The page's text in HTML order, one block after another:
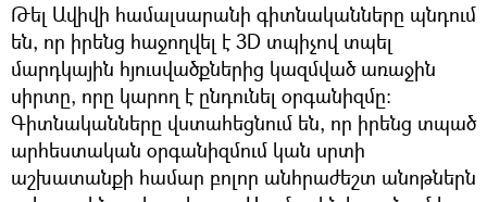
Թել Ավիվի համալսարանի գիտնականները պնդում
են, որ իրենց հաջողվել է 3D տպիչով տպել
մարդկային հյուսվածքներից կազմված առաջին
սիրտը, որը կարող է ընդունել օրգանիզմը։
Գիտնականները վստահեցնում են, որ իրենց տպած
արհեստական օրգանիզմում կան սրտի
աշխատանքի համար բոլոր անհրաժեշտ անոթներն